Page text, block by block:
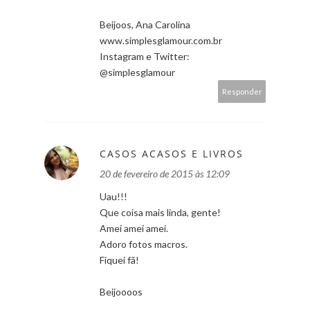
Beijoos, Ana Carolina
www.simplesglamour.com.br
Instagram e Twitter:
@simplesglamour
Responder
CASOS ACASOS E LIVROS
20 de fevereiro de 2015 às 12:09
Uau!!!
Que coisa mais linda, gente!
Amei amei amei.
Adoro fotos macros.
Fiquei fã!
Beijoooos